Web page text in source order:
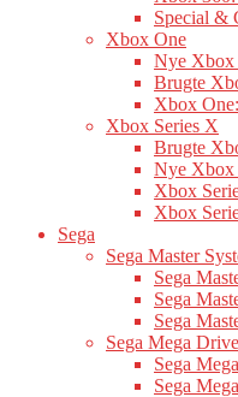
Special &
Xbox One
Nye Xbox
Brugte
Xbox
Xbox Series X
Brugte
Nye Xbox
Xbox
Xbox
Sega
Sega Master
Sega
Sega
Sega
Sega Mega Drive
Sega
Sega